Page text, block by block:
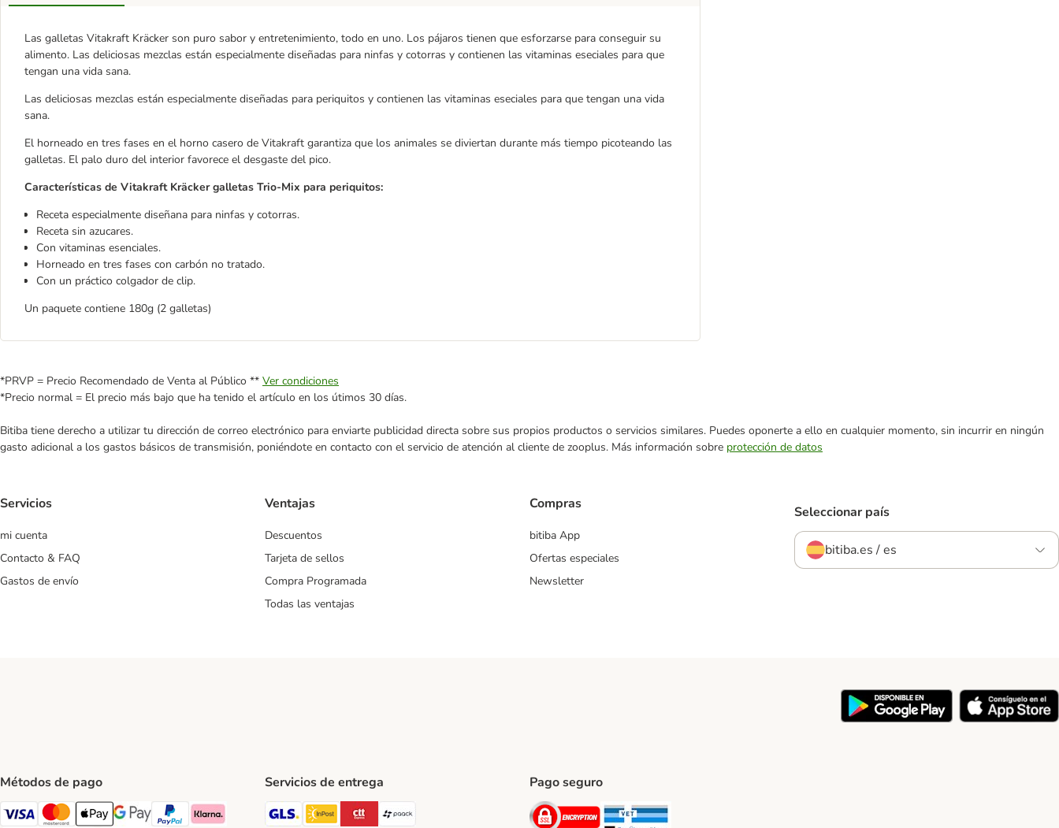
Las galletas Vitakraft Kräcker son puro sabor y entretenimiento, todo en uno. Los pájaros tienen que esforzarse para conseguir su
alimento. Las deliciosas mezclas están especialmente diseñadas para ninfas y cotorras y contienen las vitaminas eseciales para que
tengan una vida sana.
Las deliciosas mezclas están especialmente diseñadas para periquitos y contienen las vitaminas eseciales para que tengan una vida
sana.
El horneado en tres fases en el horno casero de Vitakraft garantiza que los animales se diviertan durante más tiempo picoteando las
galletas. El palo duro del interior favorece el desgaste del pico.
Características de Vitakraft Kräcker galletas Trio-Mix para periquitos:
Receta especialmente diseñana para ninfas y cotorras.
Receta sin azucares.
Con vitaminas esenciales.
Horneado en tres fases con carbón no tratado.
Con un práctico colgador de clip.
Un paquete contiene 180g (2 galletas)
*PRVP = Precio Recomendado de Venta al Público ** Ver condiciones
*Precio normal = El precio más bajo que ha tenido el artículo en los útimos 30 días.
Bitiba tiene derecho a utilizar tu dirección de correo electrónico para enviarte publicidad directa sobre sus propios productos o servicios similares. Puedes oponerte a ello en cualquier momento, sin incurrir en ningún
gasto adicional a los gastos básicos de transmisión, poniéndote en contacto con el servicio de atención al cliente de zooplus. Más información sobre protección de datos
Servicios
mi cuenta
Contacto & FAQ
Gastos de envío
Ventajas
Descuentos
Tarjeta de sellos
Compra Programada
Todas las ventajas
Compras
bitiba App
Ofertas especiales
Newsletter
Seleccionar país
bitiba.es / es
Métodos de pago
Visa Payment Method
Mastercard Payment Method
Apple Pay Payment Method
Google Pay Payment Method
PayPal Payment Method
Klarna Payment Method
Servicios de entrega
GLS Shipping Method
InPost Shipping Method
CTTExpress Shipping Method
paack Shipping Method
Pago seguro
Security